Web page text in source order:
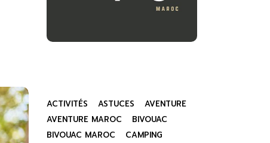
ACTIVITÉS ASTUCES
AVENTURE
AVENTURE MAROC
BIVOUAC
BIVOUAC MAROC
CAMPING